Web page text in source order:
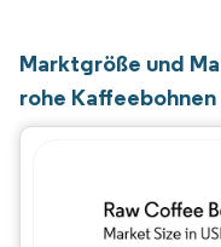
Marktgröße und
rohe Kaffeebohnen